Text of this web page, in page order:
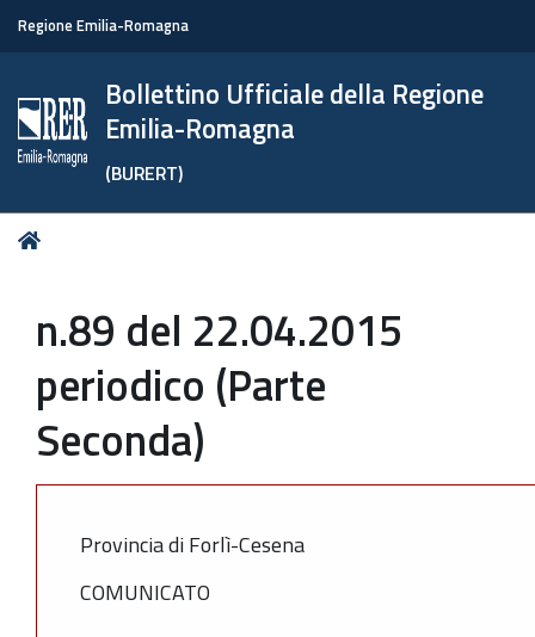
Regione Emilia-Romagna
Bollettino Ufficiale della Regione
Emilia-Romagna
(BURERT)
Tu
n.89 del 22.04.2015
periodico (Parte
Seconda)
Provincia di Forlì-Cesena
COMUNICATO